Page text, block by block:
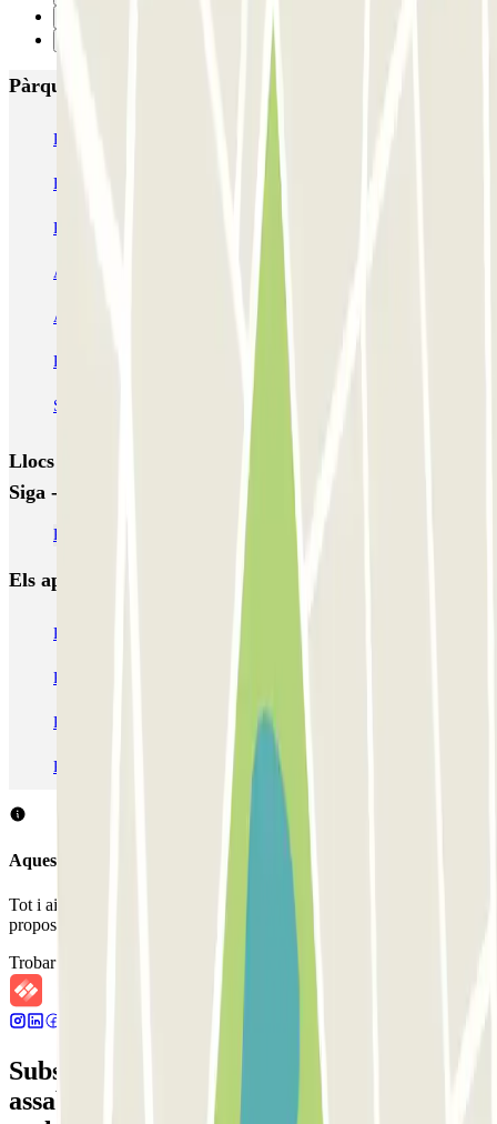
Pàrquings més valorats a Faro
Park & Fly - Aeroporto de Faro SABA Pontinha
Faro Vehicle Storage - Aeroporto de Faro - P+R descoberto
Park & Siga - P&R - Aeroporto do Faro
Airpark - Valet - Aeroporto Faro - indoor
Airpark - Valet - Aeroporto Faro - descoberto
Redpark - Valet - Aeroporto Faro - descoberto
Skypark - Valet - Aeroporto Faro - descoberto
Llocs i esdeveniments interessants a prop de Park &
Siga - P&R - Aeroporto do Faro
Pàrquings a l'Aeroport de Faro (FAO)
Els aparcaments més reservats
Pàrquing a Barcelona
Pàrquing a Aeroport de Barcelona-El Prat (BCN)
Pàrquing T1 AENA Aeropuerto Barcelona-El Prat
Pàrquing a Madrid Pàrquing a Venecia
Aquest aparcament no accepta reserves a través de Parclick.
Tot i això, pots reservar en un dels aparcaments pròxims que et
proposem.
Trobar aparcaments pròxims
Subscriu-te a nostra newsletter i
assabenta't de descomptes, sortejos i